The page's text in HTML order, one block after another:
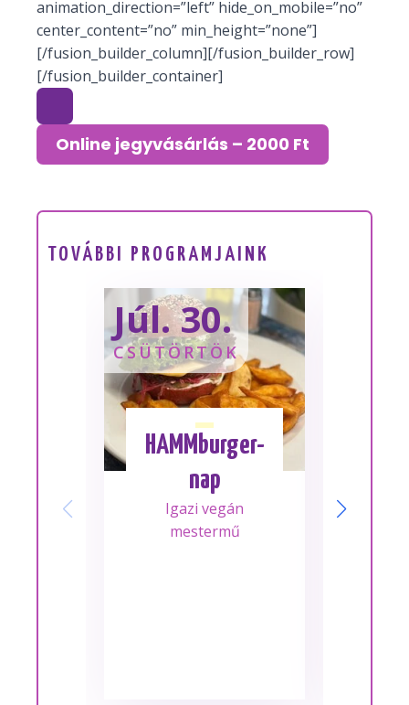
animation_direction=”left” hide_on_mobile=”no”
center_content=”no” min_height=”none”]
[/fusion_builder_column][/fusion_builder_row]
[/fusion_builder_container]
Online jegyvásárlás – 2000 Ft
TOVÁBBI PROGRAMJAINK
Júl. 30.
CSÜTÖRTÖK
HAMMburger-
nap
Igazi vegán
mestermű